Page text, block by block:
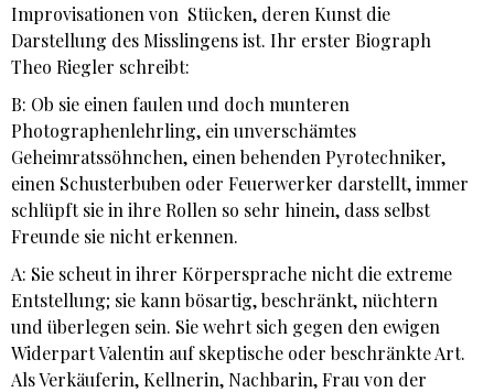
Improvisationen von Stücken, deren Kunst die
Darstellung des Misslingens ist. Ihr erster Biograph
Theo Riegler schreibt:
B: Ob sie einen faulen und doch munteren
Photographenlehrling, ein unverschämtes
Geheimratssöhnchen, einen behenden Pyrotechniker,
einen Schusterbuben oder Feuerwerker darstellt, immer
schlüpft sie in ihre Rollen so sehr hinein, dass selbst
Freunde sie nicht erkennen.
A: Sie scheut in ihrer Körpersprache nicht die extreme
Entstellung; sie kann bösartig, beschränkt, nüchtern
und überlegen sein. Sie wehrt sich gegen den ewigen
Widerpart Valentin auf skeptische oder beschränkte Art.
Als Verkäuferin, Kellnerin, Nachbarin, Frau von der